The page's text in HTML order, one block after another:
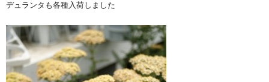
デュランタも各種入荷しました